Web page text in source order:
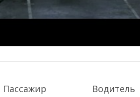
Пассажир
Водитель